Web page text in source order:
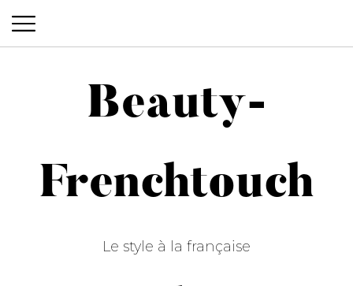
Beauty-Frenchtouch
Beauty-
Frenchtouch
Le style à la française